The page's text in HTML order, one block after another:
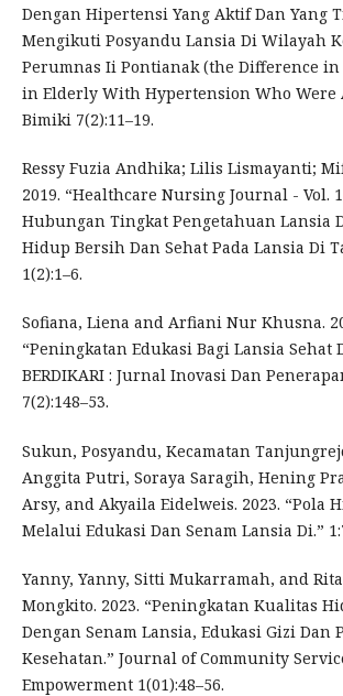
Dengan Hipertensi Yang Aktif Dan Yang
Mengikuti Posyandu Lansia Di Wilayah
Perumnas Ii Pontianak (the Difference
in Elderly With Hypertension Who Were
Bimiki 7(2):11–19.
Ressy Fuzia Andhika; Lilis Lismayanti;
2019. “Healthcare Nursing Journal - Vol. 1
Hubungan Tingkat Pengetahuan Lansia
Hidup Bersih Dan Sehat Pada Lansia Di
1(2):1–6.
Sofiana, Liena and Arfiani Nur Khusna.
“Peningkatan Edukasi Bagi Lansia Sehat
BERDIKARI : Jurnal Inovasi Dan
7(2):148–53.
Sukun, Posyandu, Kecamatan
Anggita Putri, Soraya Saragih, Hening
Arsy, and Akyaila Eidelweis. 2023. “Pola
Melalui Edukasi Dan Senam Lansia Di.”
Yanny, Yanny, Sitti Mukarramah, and
Mongkito. 2023. “Peningkatan Kualitas
Dengan Senam Lansia, Edukasi Gizi Dan
Kesehatan.” Journal of Community
Empowerment 1(01):48–56.